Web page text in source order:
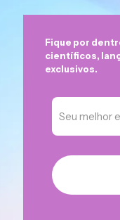
Fique por
científicos,
exclusivos.